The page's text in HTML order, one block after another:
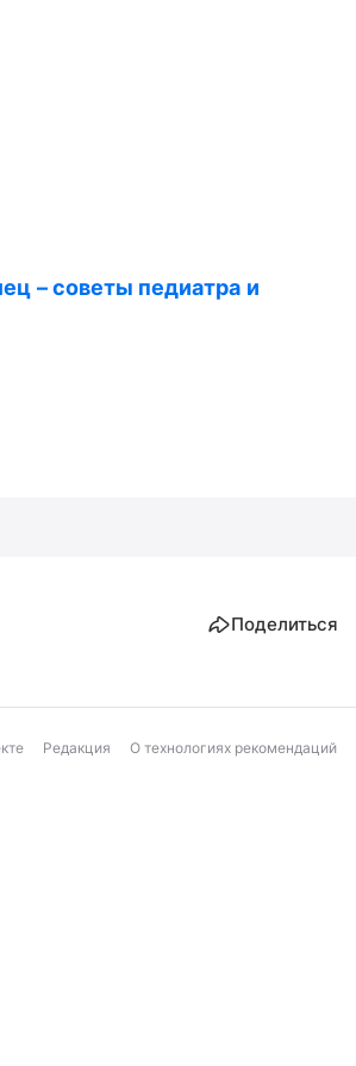
– советы педиатра и
Поделиться
Редакция О технологиях рекомендаций